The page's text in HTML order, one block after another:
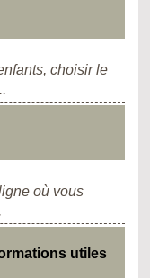
choisir le
où vous
utiles